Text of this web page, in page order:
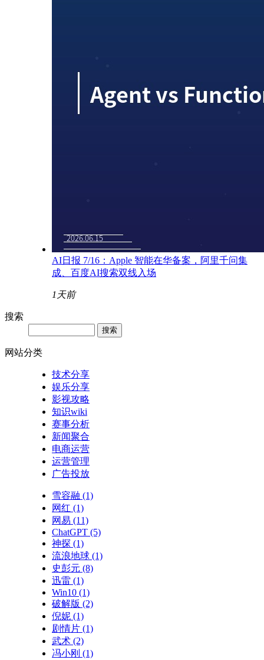
AI日报 7/16：Apple 智能在华备案，阿里千问集
成、百度AI搜索双线入场
1天前
搜索
网站分类
技术分享
娱乐分享
影视攻略
知识wiki
赛事分析
新闻聚合
电商运营
运营管理
广告投放
雪容融 (1)
网红 (1)
网易 (11)
ChatGPT (5)
神探 (1)
流浪地球 (1)
史彭元 (8)
迅雷 (1)
Win10 (1)
破解版 (2)
倪妮 (1)
剧情片 (1)
武术 (2)
冯小刚 (1)